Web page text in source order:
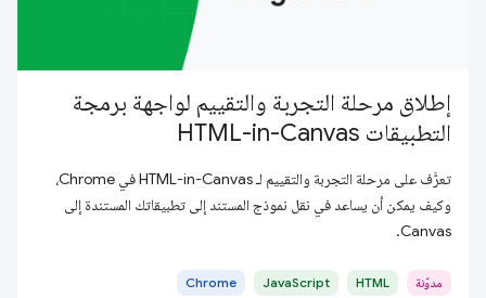
إطلاق مرحلة التجربة والتقييم لواجهة برمجة
التطبيقات HTML-in-Canvas
تعرَّف على مرحلة التجربة والتقييم لـ HTML-in-Canvas في Chrome،
وكيف يمكن أن يساعد في نقل نموذج المستند إلى تطبيقاتك المستندة إلى
Canvas.
مدوّنة HTML
JavaScript
Chrome